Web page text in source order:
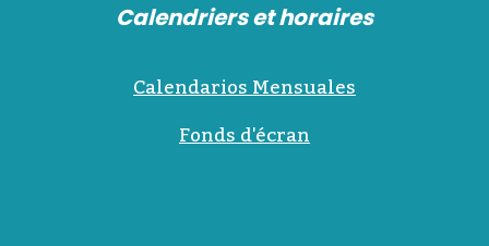
Calendriers et horaires
Calendarios Mensuales
Fonds d'écran